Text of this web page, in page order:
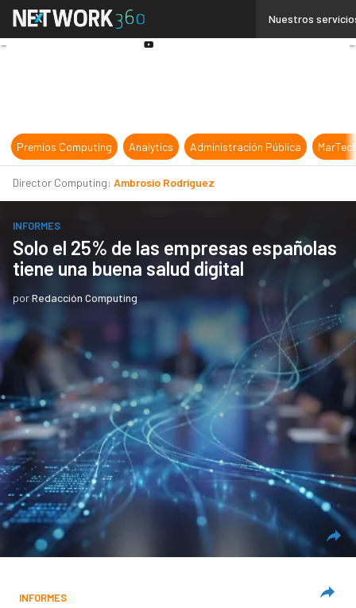
Nuestros
Premios Computing Analytics Administración Pública
Director Computing: Ambrosio Rodríguez
INFORMES
Solo el 25% de las empresas españolas
tiene una buena salud digital
porRedacción Computing
INFORMES